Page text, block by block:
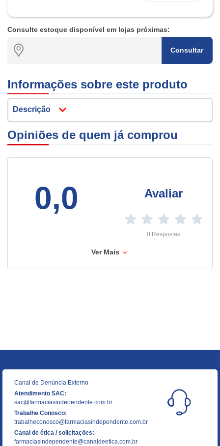
Consulte estoque disponível em lojas próximas:
Consultar
Informações sobre este produto
Descrição
Opiniões de quem já comprou
0,0 Avaliar
0 Respostas
Ver Mais
Canal de Denúncia Externo
Atendimento SAC:
sac@farmaciasindependente.com.br
Trabalhe Conosco:
trabalheconosco@farmaciasindependente.com.br
Canal de ética / solicitações:
farmaciasindependente@canaldeetica.com.br